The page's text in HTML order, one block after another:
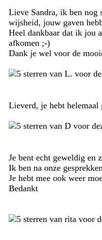
Lieve Sandra, ik ben nog
wijsheid, jouw gaven
Heel dankbaar dat ik jou
afkomen ;-)
Dank je wel voor de
Lieverd, je hebt
Je bent echt geweldig en
Ik ben na onze
Je hebt mee ook weer
Bedankt